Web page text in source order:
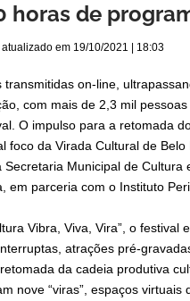
horas de
atualizado em 19/10/2021 | 18:03
transmitidas on-line,
com mais de 2,3 mil
O impulso para a retomada
foco da Virada Cultural de Belo
Secretaria Municipal de Cultura
em parceria com o Instituto
Vibra, Viva, Vira”, o festival
atrações pré-
da cadeia produtiva
nove “viras”, espaços virtuais